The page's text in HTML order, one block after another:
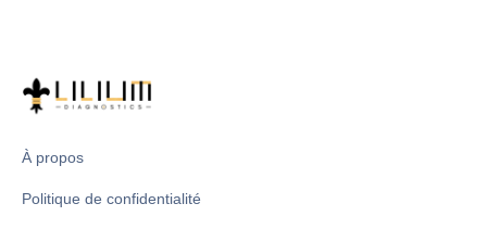
À propos
Politique de confidentialité